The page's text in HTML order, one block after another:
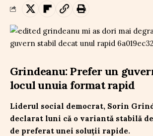
Grindeanu: Prefer un
locul unuia format rapid
Liderul social democrat, Sorin
declarat luni că o variantă stabilă
de preferat unei soluții rapide.